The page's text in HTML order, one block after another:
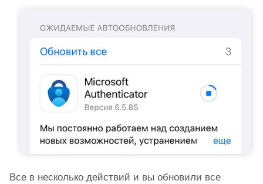
Все в несколько действий и вы обновили все